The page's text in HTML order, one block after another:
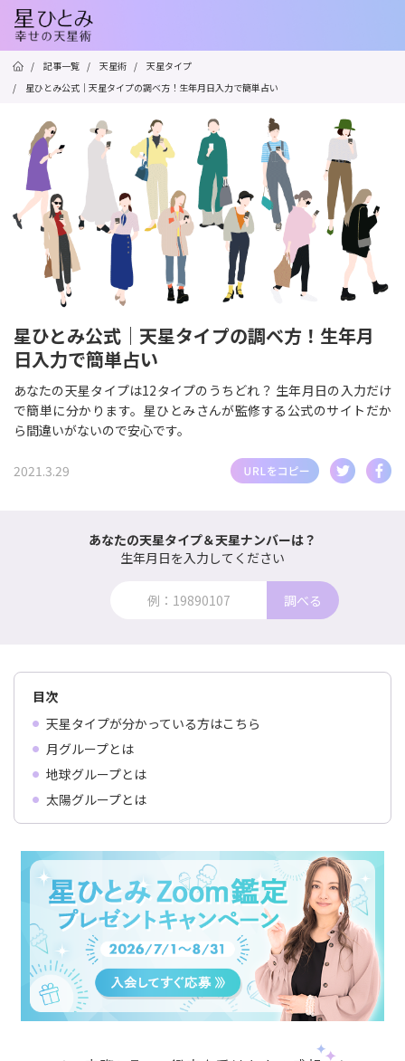
/ 記事一覧 / 天星術 /
天星タイプ
/
星ひとみ公式｜天星タイプの調べ方！生年月日入力で簡単占い
星ひとみ公式｜天星タイプの調べ方！生年月
日入力で簡単占い
あなたの天星タイプは12タイプのうちどれ？ 生年月日の入力だけ
で簡単に分かります。星ひとみさんが監修する公式のサイトだか
ら間違いがないので安心です。
2021.3.29
あなたの天星タイプ＆天星ナンバーは？
生年月日を入力してください
調べる
目次
天星タイプが分かっている方はこちら
月グループとは
地球グループとは
太陽グループとは